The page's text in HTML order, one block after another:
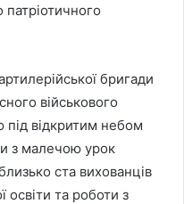
патріотичного
бригади
військового
під відкритим небом
з малечою урок
ста вихованців
освіти та роботи з